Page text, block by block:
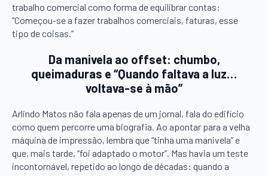
trabalho comercial como forma de equilibrar contas:
“Começou-se a fazer trabalhos comerciais, faturas, esse
tipo de coisas.”
Da manivela ao offset: chumbo,
queimaduras e “Quando faltava a luz…
voltava-se à mão”
Arlindo Matos não fala apenas de um jornal, fala do edifício
como quem percorre uma biografia. Ao apontar para a velha
máquina de impressão, lembra que “tinha uma manivela” e
que, mais tarde, “foi adaptado o motor”. Mas havia um teste
incontornável, repetido ao longo de décadas: quando a